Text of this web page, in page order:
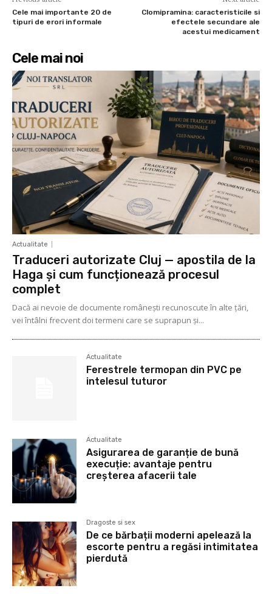
Cele mai importante 20 de
tipuri de erori informale
Clomipramina: caracteristicile si
efectele secundare ale
acestui medicament
Cele mai noi
Actualitate
Traduceri autorizate Cluj — apostila de la
Haga și cum funcționează procesul
complet
Dacă ai nevoie de documente românești recunoscute în alte țări,
vei întâlni frecvent doi termeni care se suprapun și...
Actualitate
Ferestrele termopan din PVC pe
intelesul tuturor
Actualitate
Asigurarea de garanție de bună
execuție: avantaje pentru
creșterea afacerii tale
Dragoste si sex
De ce bărbații moderni apelează la
escorte pentru a regăsi intimitatea
pierdută